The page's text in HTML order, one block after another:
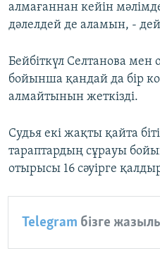
алмағаннан кейін
дәлелдей де аламын, -
Бейбіткүл Селтанова мен
бойынша қандай да бір
алмайтынын жеткізді.
Судья екі жақты қайта
тараптардың сұрауы
отырысы 16 сәуірге
Telegram бізге